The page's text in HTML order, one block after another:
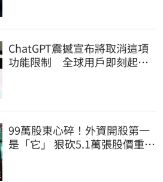
ChatGPT震撼宣布將取消這項
功能限制 全球用戶即刻起
99萬股東心碎！外資開殺第一
是「它」 狠砍5.1萬張股價重挫